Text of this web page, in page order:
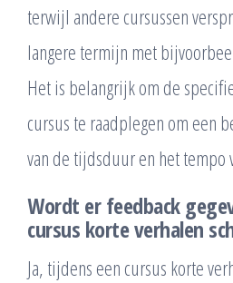
terwijl andere cursussen
langere termijn met
Het is belangrijk om de
cursus te raadplegen om een
van de tijdsduur en het tempo
Wordt er feedback
cursus korte verhalen
Ja, tijdens een cursus korte